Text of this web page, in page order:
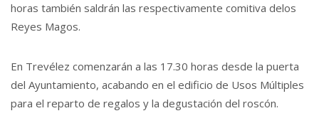
horas también saldrán las respectivamente comitiva delos
Reyes Magos.
En Trevélez comenzarán a las 17.30 horas desde la puerta
del Ayuntamiento, acabando en el edificio de Usos Múltiples
para el reparto de regalos y la degustación del roscón.